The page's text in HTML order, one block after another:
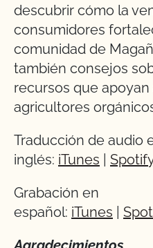
descubrir cómo la
consumidores
comunidad de
también consejos
recursos que
agricultores
Traducción de audio
inglés: iTunes
Grabación en
español: iTunes